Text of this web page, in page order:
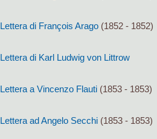
Lettera di François Arago (1852 - 1852)
Lettera di Karl Ludwig von Littrow
Lettera a Vincenzo Flauti (1853 - 1853)
Lettera ad Angelo Secchi (1853 - 1853)